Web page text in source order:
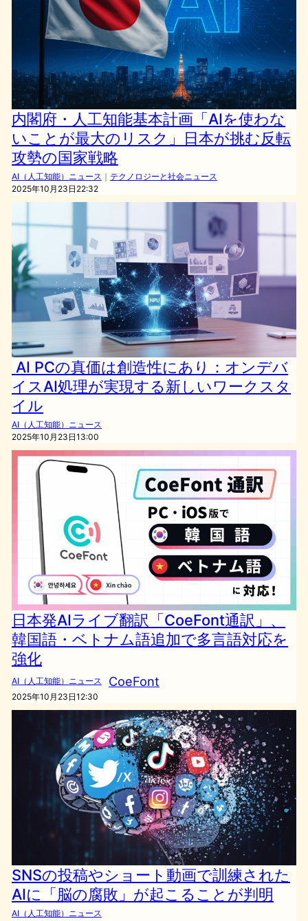
内閣府・人工知能基本計画「AIを使わな
いことが最大のリスク」日本が挑む反転
攻勢の国家戦略
AI（人工知能）ニュース ｜ テクノロジーと社会ニュース
2025年10月23日22:32
AI PCの真価は創造性にあり：オンデバ
イスAI処理が実現する新しいワークスタ
イル
AI（人工知能）ニュース
2025年10月23日13:00
日本発AIライブ翻訳「CoeFont通訳」、
韓国語・ベトナム語追加で多言語対応を
強化
AI（人工知能）ニュース CoeFont
2025年10月23日12:30
SNSの投稿やショート動画で訓練された
AIに「脳の腐敗」が起こることが判明
AI（人工知能）ニュース